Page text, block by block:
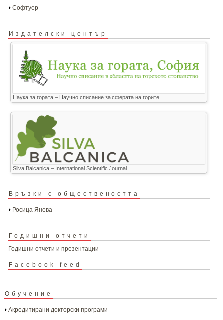
Софтуер
Издателски център
Наука за гората – Научно списание за сферата на горите
Silva Balcanica – International Scientific Journal
Връзки с обществеността
Росица Янева
Годишни отчети
Годишни отчети и презентации
Facebook feed
Обучение
Акредитирани докторски програми